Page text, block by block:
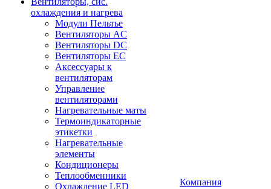
охлаждения и нагрева
Модули Пельтье
Вентиляторы AC
Вентиляторы DC
Вентиляторы EC
Аксессуары к
вентиляторам
Управление
вентиляторами
Нагревательные маты
Термоиндикаторные
этикетки
Нагревательные
элементы
Кондиционеры
Теплообменники
Охлаждение LED
Компания